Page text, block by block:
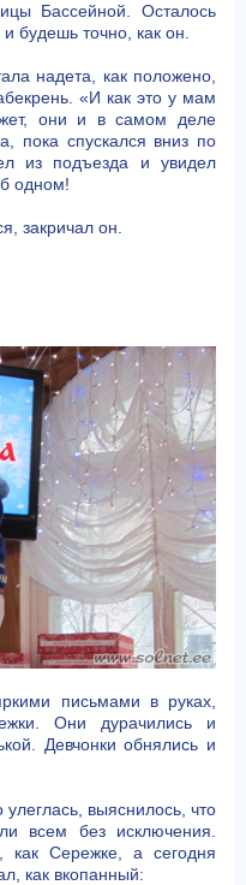
Бассейной. Осталось
будешь точно, как он.
надета, как положено,
«И как это у мам
они и в самом деле
пока спускался вниз по
из подъезда и увидел
одном!
закричал он.
письмами в руках,
Они дурачились и
Девчонки обнялись и
выяснилось, что
всем без исключения.
Сережке, а сегодня
как вкопанный: